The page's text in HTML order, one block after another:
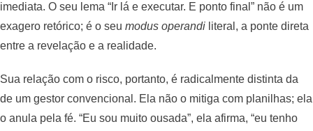
imediata. O seu lema “Ir lá e executar. E ponto final” não é um
exagero retórico; é o seu modus operandi literal, a ponte direta
entre a revelação e a realidade.
Sua relação com o risco, portanto, é radicalmente distinta da
de um gestor convencional. Ela não o mitiga com planilhas; ela
o anula pela fé. “Eu sou muito ousada”, ela afirma, “eu tenho